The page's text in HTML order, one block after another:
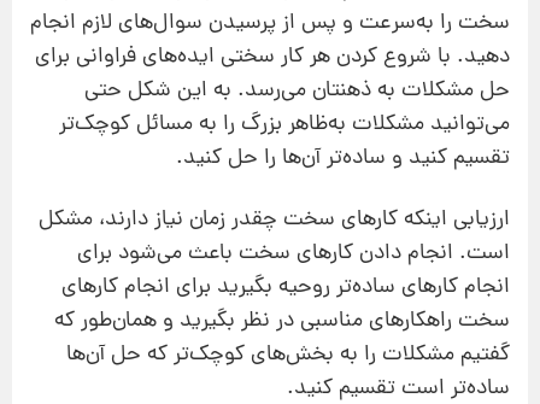
سخت را به‌سرعت و پس از پرسیدن سوال‌های لازم انجام
دهید. با شروع کردن هر کار سختی ایده‌های فراوانی برای
حل مشکلات به ذهنتان می‌رسد. به این شکل حتی
می‌توانید مشکلات به‌ظاهر بزرگ را به مسائل کوچک‌تر
تقسیم کنید و ساده‌تر آن‌ها را حل کنید.
ارزیابی اینکه کارهای سخت چقدر زمان نیاز دارند، مشکل
است. انجام دادن کارهای سخت باعث می‌شود برای
انجام کارهای ساده‌تر روحیه بگیرید برای انجام کارهای
سخت راهکارهای مناسبی در نظر بگیرید و همان‌طور که
گفتیم مشکلات را به بخش‌های کوچک‌تر که حل آن‌ها
ساده‌تر است تقسیم کنید.